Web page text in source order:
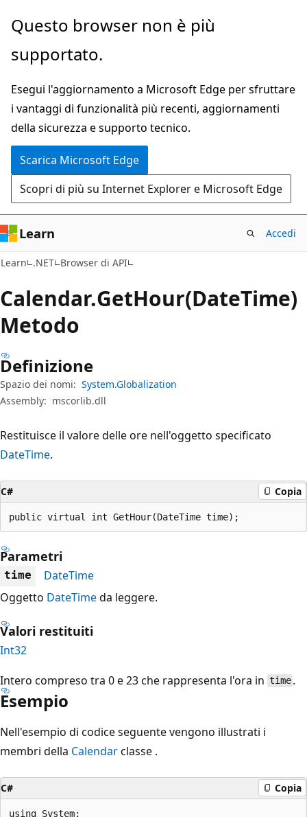
Ignora
passa
contenuto
principale
Passare
allo
spostamento
pagina
Questo browser non è più
supportato.
Esegui l'aggiornamento a Microsoft Edge per sfruttare
i vantaggi di funzionalità più recenti, aggiornamenti
della sicurezza e supporto tecnico.
Scarica Microsoft Edge
Scopri di più su Internet Explorer e Microsoft Edge
Learn Accedi
Learn .NET Browser di API
Calendar.GetHour(DateTime)
Metodo
Definizione
Spazio dei nomi: System.Globalization
Assembly: mscorlib.dll
Restituisce il valore delle ore nell'oggetto specificato
DateTime.
C# Copia
public virtual int GetHour(DateTime time);
Parametri
time
DateTime
Oggetto DateTimeda leggere.
Valori restituiti
Int32
Intero compreso tra 0 e 23 che rappresenta l'ora in time .
Esempio
Nell'esempio di codice seguente vengono illustrati i
membri della Calendarclasse .
C# Copia
using System;